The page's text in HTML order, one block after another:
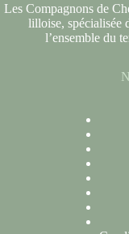
Les Compagnons de
lilloise, spécialisée
l’ensemble du